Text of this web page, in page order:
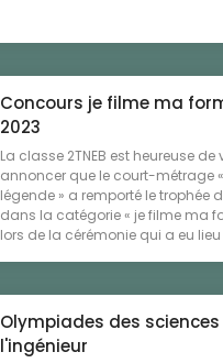
Concours je filme ma
2023
La classe 2TNEB est heureuse de
annoncer que le court-métrage «
légende » a remporté le trophée
dans la catégorie « je filme ma
lors de la cérémonie qui a eu lieu
Olympiades des
l'ingénieur